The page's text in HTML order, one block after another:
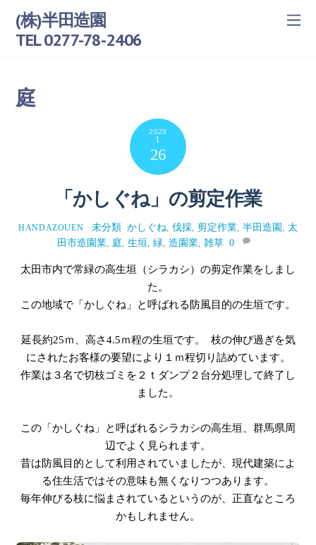
(株)半田造園
TEL 0277-78-2406
庭
2020
1
26
「かしぐね」の剪定作業
HANDAZOUEN 未分類 かしぐね 伐採, 剪定作業, 半田造園
太
田市造園業, 庭 生垣 緑 造園業, 雑草 0
太田市内で常緑の高生垣（シラカシ）の剪定作業をしまし
た。
この地域で「かしぐね」と呼ばれる防風目的の生垣です。
延長約25ｍ、高さ4.5ｍ程の生垣です。 枝の伸び過ぎを気
にされたお客様の要望により１ｍ程切り詰めています。
作業は３名で切枝ゴミを２ｔダンプ２台分処理して終了し
ました。
この「かしぐね」と呼ばれるシラカシの高生垣、群馬県周
辺でよく見られます。
昔は防風目的として利用されていましたが、現代建築によ
る住生活ではその意味も無くなりつつあります。
毎年伸びる枝に悩まされているというのが、正直なところ
かもしれません。